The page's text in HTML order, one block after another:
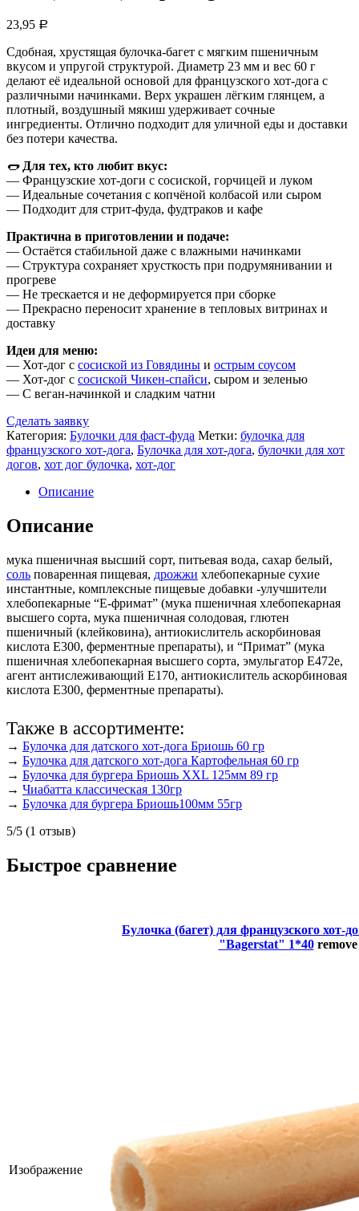
23,95 Р
Сдобная, хрустящая булочка-багет с мягким пшеничным
вкусом и упругой структурой. Диаметр 23 мм и вес 60 г
делают её идеальной основой для французского хот-дога с
различными начинками. Верх украшен лёгким глянцем, а
плотный, воздушный мякиш удерживает сочные
ингредиенты. Отлично подходит для уличной еды и доставки
без потери качества.
🌭 Для тех, кто любит вкус:
— Французские хот-доги с сосиской, горчицей и луком
— Идеальные сочетания с копчёной колбасой или сыром
— Подходит для стрит-фуда, фудтраков и кафе
Практична в приготовлении и подаче:
— Остаётся стабильной даже с влажными начинками
— Структура сохраняет хрусткость при подрумянивании и
прогреве
— Не трескается и не деформируется при сборке
— Прекрасно переносит хранение в тепловых витринах и
доставку
Идеи для меню:
— Хот-дог с сосиской из Говядины и острым соусом
— Хот-дог с сосиской Чикен-спайси, сыром и зеленью
— С веган-начинкой и сладким чатни
Сделать заявку
Категория: Булочки для фаст-фуда Метки: булочка для
французского хот-дога, Булочка для хот-дога, булочки для хот
догов, хот дог булочка, хот-дог
Описание
Описание
мука пшеничная высший сорт, питьевая вода, сахар белый,
соль поваренная пищевая, дрожжи хлебопекарные сухие
инстантные, комплексные пищевые добавки -улучшители
хлебопекарные “Е-фримат” (мука пшеничная хлебопекарная
высшего сорта, мука пшеничная солодовая, глютен
пшеничный (клейковина), антиокислитель аскорбиновая
кислота Е300, ферментные препараты), и “Примат” (мука
пшеничная хлебопекарная высшего сорта, эмульгатор Е472е,
агент антислеживающий Е170, антиокислитель аскорбиновая
кислота Е300, ферментные препараты).
Также в ассортименте:
→ Булочка для датского хот-дога Бриошь 60 гр
→ Булочка для датского хот-дога Картофельная 60 гр
→ Булочка для бургера Бриошь XXL 125мм 89 гр
→ Чиабатта классическая 130гр
→ Булочка для бургера Бриошь100мм 55гр
5/5 (1 отзыв)
Быстрое сравнение
Булочка (багет) для французского хот-
"Bagerstat" 1*40 remove
Изображение